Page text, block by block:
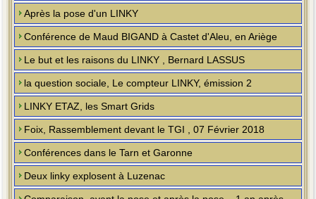
Après la pose d'un LINKY
Conférence de Maud BIGAND à Castet d'Aleu, en Ariège
Le but et les raisons du LINKY , Bernard LASSUS
la question sociale, Le compteur LINKY, émission 2
LINKY ETAZ, les Smart Grids
Foix, Rassemblement devant le TGI , 07 Février 2018
Conférences dans le Tarn et Garonne
Deux linky explosent à Luzenac